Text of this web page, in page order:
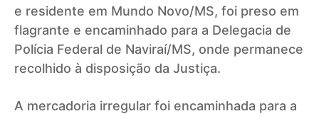
e residente em Mundo Novo/MS, foi preso em
flagrante e encaminhado para a Delegacia de
Polícia Federal de Naviraí/MS, onde permanece
recolhido à disposição da Justiça.
A mercadoria irregular foi encaminhada para a